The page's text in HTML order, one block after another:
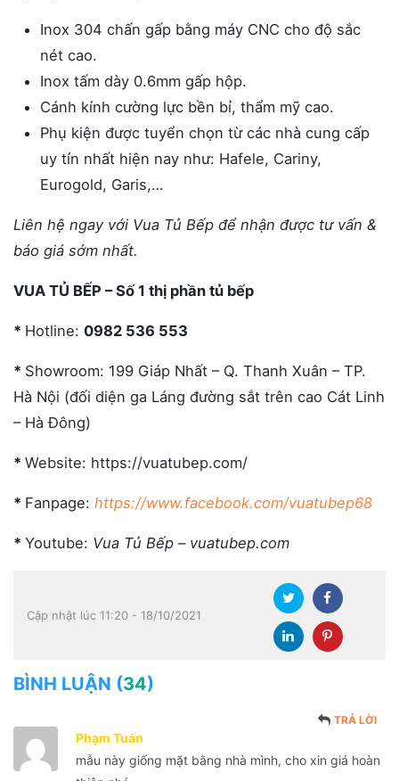
Inox 304 chấn gấp bằng máy CNC cho độ sắc
nét cao.
Inox tấm dày 0.6mm gấp hộp.
Cánh kính cường lực bền bỉ, thẩm mỹ cao.
Phụ kiện được tuyển chọn từ các nhà cung cấp
uy tín nhất hiện nay như: Hafele, Cariny,
Eurogold, Garis,…
Liên hệ ngay với Vua Tủ Bếp để nhận được tư vấn &
báo giá sớm nhất.
VUA TỦ BẾP – Số 1 thị phần tủ bếp
* Hotline: 0982 536 553
* Showroom: 199 Giáp Nhất – Q. Thanh Xuân – TP.
Hà Nội (đối diện ga Láng đường sắt trên cao Cát Linh
– Hà Đông)
* Website: https://vuatubep.com/
* Fanpage: https://www.facebook.com/vuatubep68
* Youtube: Vua Tủ Bếp – vuatubep.com
Cập nhật lúc 11:20 - 18/10/2021
BÌNH LUẬN (34)
Phạm Tuấn
TRẢ LỜI
mẫu này giống mặt bằng nhà mình, cho xin giá hoàn